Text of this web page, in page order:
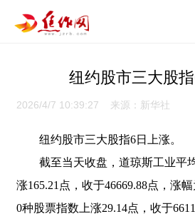
纽约股市三大股
2026/4/7 10:39:27 来源：新华社
纽约股市三大股指6日上涨。
截至当天收盘，道琼斯工业平
涨165.21点，收于46669.88点，涨
0种股票指数上涨29.14点，收于